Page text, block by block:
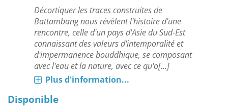
Décortiquer les traces construites de
Battambang nous révèlent l'histoire d'une
rencontre, celle d'un pays d'Asie du Sud-Est
connaissant des valeurs d'intemporalité et
d'impermanence bouddhique, se composant
avec l'eau et la nature, avec ce qu'o[...]
Plus d'information...
Disponible